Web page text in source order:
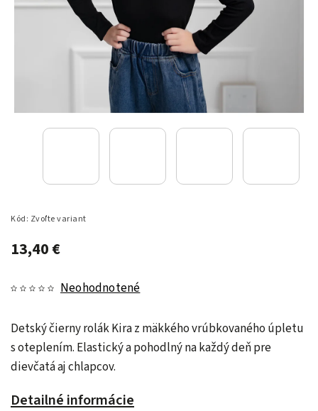
Kód: Zvoľte variant
13,40 €
Neohodnotené
Detský čierny rolák Kira z mäkkého vrúbkovaného úpletu
s oteplením. Elastický a pohodlný na každý deň pre
dievčatá aj chlapcov.
Detailné informácie